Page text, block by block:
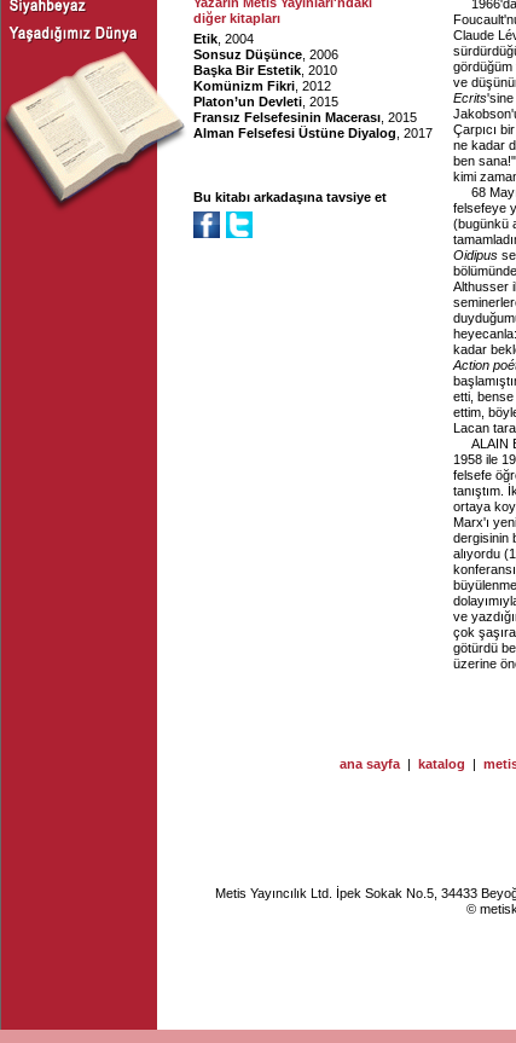
diğer kitapları
Etik , 2004
Sonsuz Düşünce , 2006
Başka Bir Estetik , 2010
Komünizm Fikri , 2012
Platon’un Devleti , 2015
Fransız Felsefesinin Macerası , 2015
Alman Felsefesi Üstüne Diyalog , 2017
Bu kitabı arkadaşına tavsiye et
Claude
gördüğüm
ve
Ecrits'sine
Çarpıcı
ne kadar
ben
kimi
68
felsefeye
(bugünkü
Oidipus
Althusser
kadar
Action
etti,
ettim,
Lacan
ALAIN
1958 ile
felsefe
tanıştım.
ortaya
Marx'ı
dergisinin
alıyordu
ve
çok
götürdü
üzerine
ana sayfa | katalog |
Metis Yayıncılık Ltd. İpek Sokak No.5, 34433
©